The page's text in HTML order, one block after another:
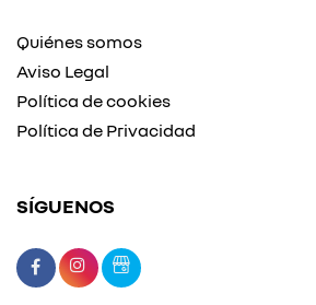
Quiénes somos
Aviso Legal
Política de cookies
Política de Privacidad
SÍGUENOS